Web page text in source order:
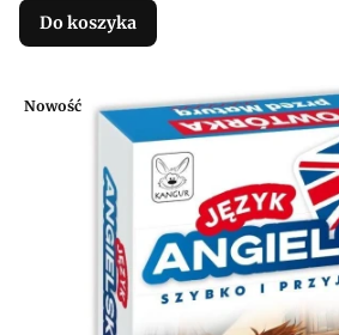
Do koszyka
Nowość